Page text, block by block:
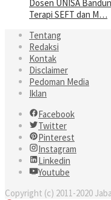
Dosen UNISA
Terapi SEFT dan M…
Tentang
Redaksi
Kontak
Disclaimer
Pedoman Media
Iklan
Facebook
Twitter
Pinterest
Instagram
Linkedin
Youtube
Copyright (c) 2011-2020